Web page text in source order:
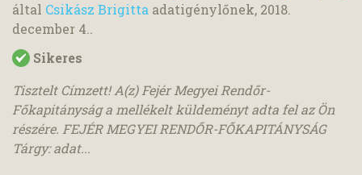
által Csikász Brigitta adatigénylőnek, 2018.
december 4..
Sikeres
Tisztelt Címzett! A(z) Fejér Megyei Rendőr-
Főkapitányság a mellékelt küldeményt adta fel az Ön
részére. FEJÉR MEGYEI RENDŐR-FŐKAPITÁNYSÁG
Tárgy: adat...